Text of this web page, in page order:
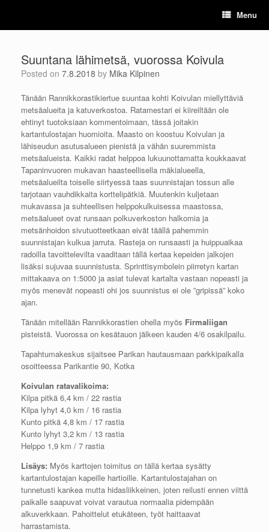
content
Menu
Suuntana lähimetsä, vuorossa Koivula
Posted on 7.8.2018 by Mika Kilpinen
Tänään Rannikkorastikiertue suuntaa kohti Koivulan miellyttäviä
metsäalueita ja katuverkostoa. Ratamestari ei kiireiltään ole
ehtinyt tuotoksiaan kommentoimaan, tässä joitakin
kartantulostajan huomioita. Maasto on koostuu Koivulan ja
lähiseudun asutusalueen pienistä ja vähän suuremmista
metsäalueista. Kaikki radat helppoa lukuunottamatta koukkaavat
Tapaninvuoren mukavan haasteellisella mäkialueella,
metsäalueilta toiselle siirtyessä taas suunnistajan tossun alle
tarjotaan vauhdikkaita korttelipätkiä. Muutenkin kuljetaan
mukavassa ja suhteellisen helppokulkuisessa maastossa,
metsäalueet ovat runsaan polkuverkoston halkomia ja
metsänhoidon sivutuotteetkaan eivät täällä pahemmin
suunnistajan kulkua jarruta. Rasteja on runsaasti ja huippuaikaa
radoilla tavoittelevilta vaaditaan tällä kertaa kepeiden jalkojen
lisäksi sujuvaa suunnistusta. Sprinttisymbolein piirretyn kartan
mittakaava on 1:5000 ja asiat tulevat kartalta vastaan nopeasti ja
myös menevät nopeasti ohi jos suunnistus ei ole ”gripissä” koko
ajan.
Tänään mitellään Rannikkorastien ohella myös Firmaliigan
pisteistä. Vuorossa on kesätauon jälkeen kauden 4/6 osakilpailu.
Tapahtumakeskus sijaitsee Parikan hautausmaan parkkipaikalla
osoitteessa Parikantie 90, Kotka
Koivulan ratavalikoima:
Kilpa pitkä 6,4 km / 22 rastia
Kilpa lyhyt 4,0 km / 16 rastia
Kunto pitkä 4,8 km / 17 rastia
Kunto lyhyt 3,2 km / 13 rastia
Helppo 1,9 km / 7 rastia
Lisäys: Myös karttojen toimitus on tällä kertaa sysätty
kartantulostajan kapeille hartioille. Kartantulostajahan on
tunnetusti kankea mutta hidasliikkeinen, joten reilusti ennen viittä
paikalle saapuvat voivat varautua normaalia pidempään
alkuverkkaan. Pahoittelut etukäteen, työt haittaavat
harrastamista.